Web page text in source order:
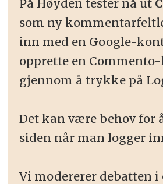
På Høyden tester nå ut
som ny
inn med en Google-
opprette en
gjennom å trykke på
Det kan være behov for
siden når man logger
Vi modererer debatten